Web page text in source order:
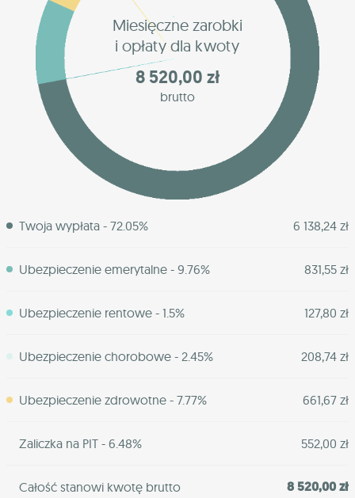
Miesięczne zarobki
i opłaty dla kwoty
8 520,00 zł
brutto
Twoja wypłata - 72.05% 6 138,24 zł
Ubezpieczenie emerytalne - 9.76% 831,55 zł
Ubezpieczenie rentowe - 1.5% 127,80 zł
Ubezpieczenie chorobowe - 2.45% 208,74 zł
Ubezpieczenie zdrowotne - 7.77% 661,67 zł
Zaliczka na PIT - 6.48% 552,00 zł
Całość stanowi kwotę brutto 8 520,00 zł